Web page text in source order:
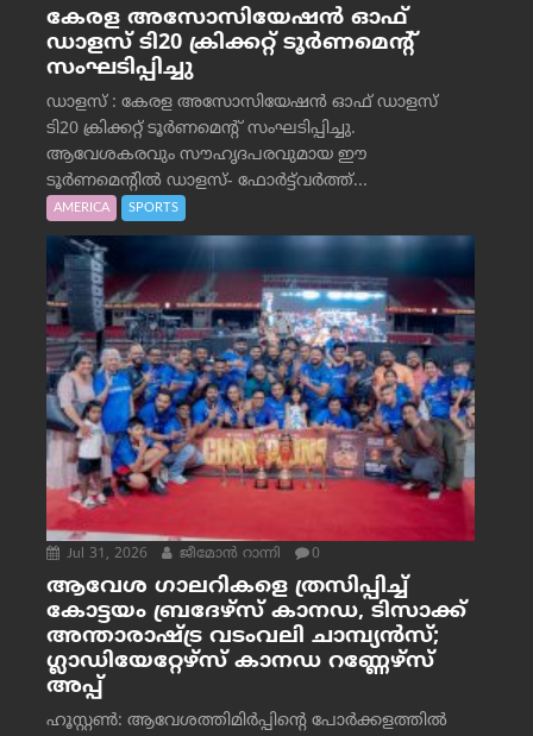
കേരള അസോസിയേഷൻ ഓഫ്
ഡാളസ് ടി20 ക്രിക്കറ്റ് ടൂർണമെന്റ്
സംഘടിപ്പിച്ചു
ഡാളസ് : കേരള അസോസിയേഷൻ ഓഫ് ഡാളസ്
ടി20 ക്രിക്കറ്റ് ടൂർണമെന്റ് സംഘടിപ്പിച്ചു.
ആവേശകരവും സൗഹൃദപരവുമായ ഈ
ടൂർണമെന്റിൽ ഡാളസ്- ഫോർട്ട്‌വര്‍ത്ത്...
AMERICA SPORTS
Jul 31, 2026 ജീമോന്‍ റാന്നി 0
ആവേശ ഗാലറികളെ ത്രസിപ്പിച്ച്
കോട്ടയം ബ്രദേഴ്‌സ് കാനഡ, ടിസാക്ക്
അന്താരാഷ്ട്ര വടംവലി ചാമ്പ്യന്‍സ്;
ഗ്ലാഡിയേറ്റേഴ്‌സ് കാനഡ റണ്ണേഴ്‌സ്
അപ്പ്
ഹൂസ്റ്റണ്‍: ആവേശത്തിമിര്‍പ്പിന്റെ പോര്‍ക്കളത്തില്‍